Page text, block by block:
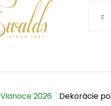
Vianoce 2026 Dekorácie